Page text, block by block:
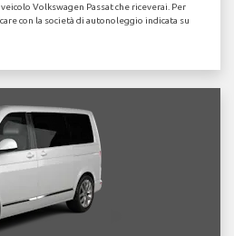
Volkswagen Passat che riceverai. Per
con la società di autonoleggio indicata su